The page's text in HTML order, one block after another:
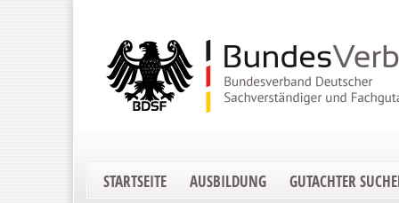
STARTSEITE AUSBILDUNG GUTACHTER